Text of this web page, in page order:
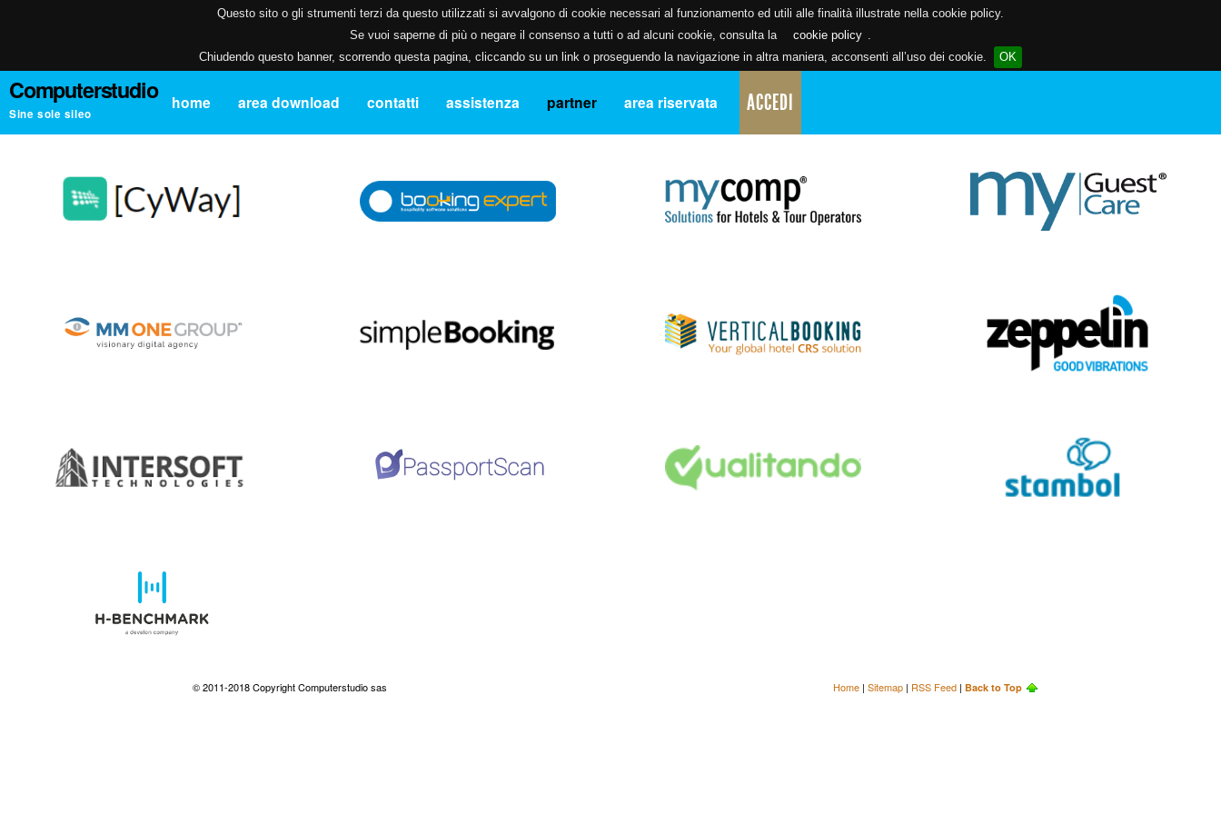
Questo sito o gli strumenti terzi da questo utilizzati si avvalgono di cookie necessari al funzionamento ed utili alle finalità illustrate nella cookie policy.
Se vuoi saperne di più o negare il consenso a tutti o ad alcuni cookie, consulta la
cookie policy .
Chiudendo questo banner, scorrendo questa pagina, cliccando su un link o proseguendo la navigazione in altra maniera, acconsenti all’uso dei cookie.
OK
Computerstudio
Sine sole sileo
home area download contatti assistenza partner area riservata ACCEDI
© 2011-2018 Copyright Computerstudio sas Home | Sitemap | RSS Feed | Back to Top